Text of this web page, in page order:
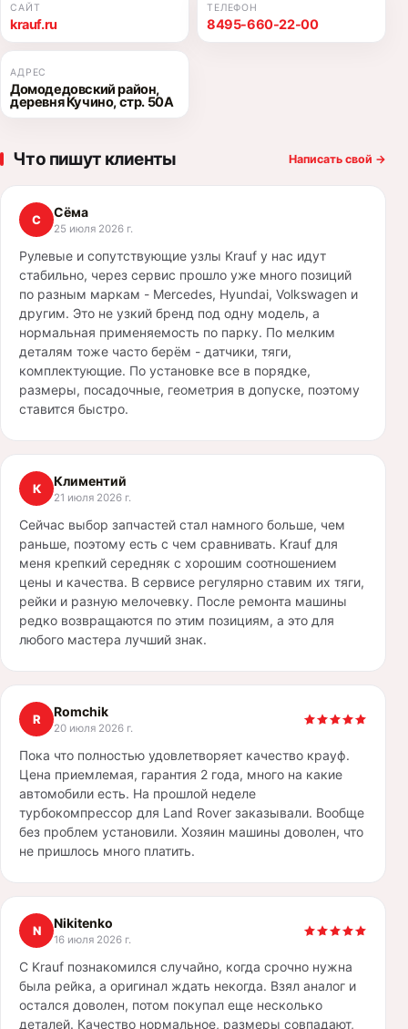
САЙТ
krauf.ru
ТЕЛЕФОН
8495-660-22-00
АДРЕС
Домодедовский район,
деревня Кучино, стр. 50А
Что пишут клиенты Написать свой →
С Сёма
25 июля 2026 г.
Рулевые и сопутствующие узлы Krauf у нас идут
стабильно, через сервис прошло уже много позиций
по разным маркам - Mercedes, Hyundai, Volkswagen и
другим. Это не узкий бренд под одну модель, а
нормальная применяемость по парку. По мелким
деталям тоже часто берём - датчики, тяги,
комплектующие. По установке все в порядке,
размеры, посадочные, геометрия в допуске, поэтому
ставится быстро.
К Климентий
21 июля 2026 г.
Сейчас выбор запчастей стал намного больше, чем
раньше, поэтому есть с чем сравнивать. Krauf для
меня крепкий середняк с хорошим соотношением
цены и качества. В сервисе регулярно ставим их тяги,
рейки и разную мелочевку. После ремонта машины
редко возвращаются по этим позициям, а это для
любого мастера лучший знак.
R Romchik
20 июля 2026 г.
Пока что полностью удовлетворяет качество крауф.
Цена приемлемая, гарантия 2 года, много на какие
автомобили есть. На прошлой неделе
турбокомпрессор для Land Rover заказывали. Вообще
без проблем установили. Хозяин машины доволен, что
не пришлось много платить.
N Nikitenko
16 июля 2026 г.
С Krauf познакомился случайно, когда срочно нужна
была рейка, а оригинал ждать некогда. Взял аналог и
остался доволен, потом покупал еще несколько
деталей. Качество нормальное, размеры совпадают,